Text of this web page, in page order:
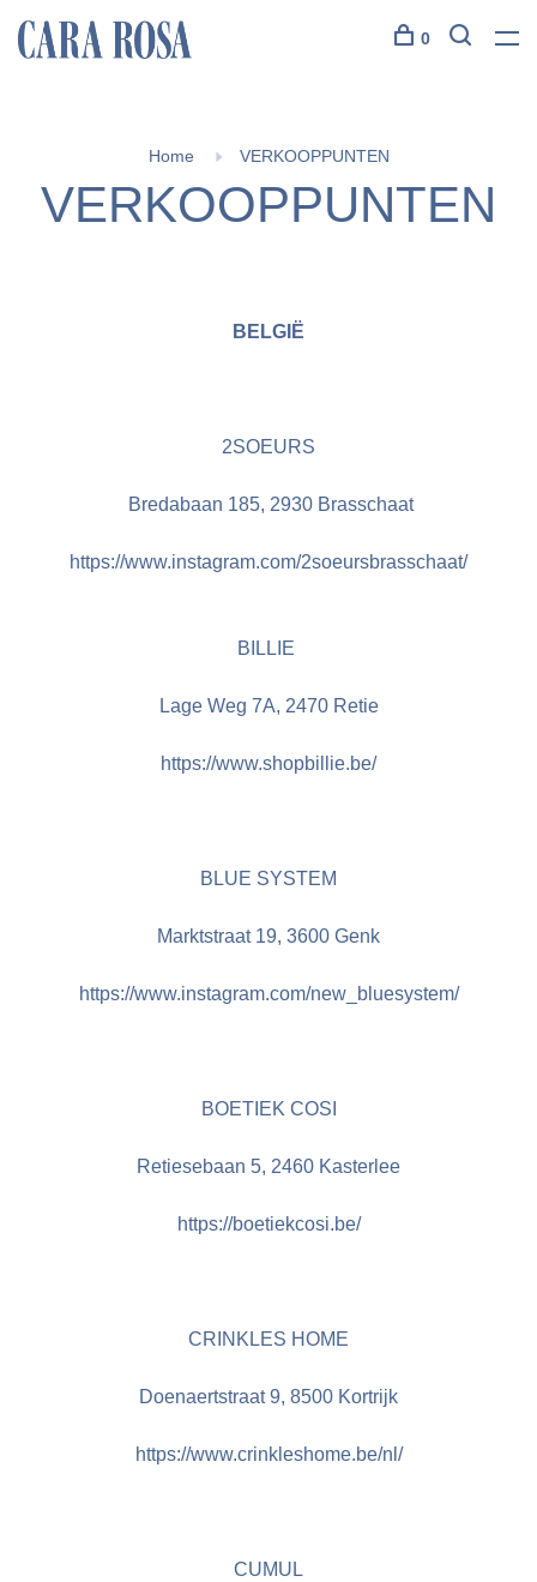
0
Home VERKOOPPUNTEN
VERKOOPPUNTEN
BELGIË
2SOEURS
Bredabaan 185, 2930 Brasschaat
https://www.instagram.com/2soeursbrasschaat/
BILLIE
Lage Weg 7A, 2470 Retie
https://www.shopbillie.be/
BLUE SYSTEM
Marktstraat 19, 3600 Genk
https://www.instagram.com/new_bluesystem/
BOETIEK COSI
Retiesebaan 5, 2460 Kasterlee
https://boetiekcosi.be/
CRINKLES HOME
Doenaertstraat 9, 8500 Kortrijk
https://www.crinkleshome.be/nl/
CUMUL